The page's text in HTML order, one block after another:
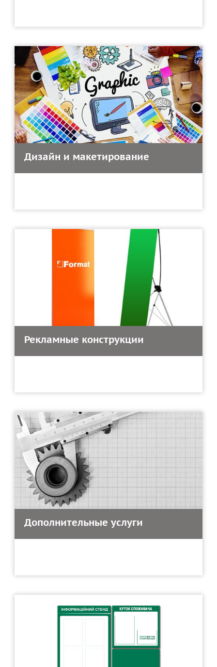
Дизайн и макетирование
Рекламные конструкции
Дополнительные услуги